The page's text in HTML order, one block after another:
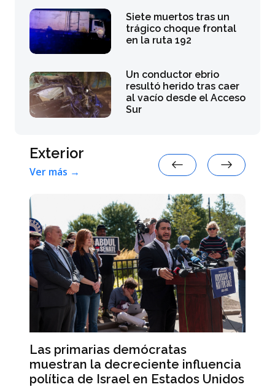
Siete muertos tras un
trágico choque frontal
en la ruta 192
Un conductor ebrio
resultó herido tras caer
al vacío desde el Acceso
Sur
Exterior
Ver más →
Las primarias demócratas
muestran la decreciente influencia
política de Israel en Estados Unidos